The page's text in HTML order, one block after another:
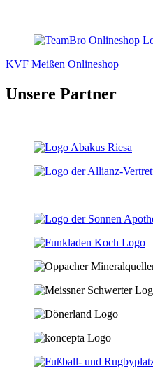
KVF Meißen Onlineshop
Unsere Partner